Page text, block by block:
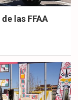
las FFAA